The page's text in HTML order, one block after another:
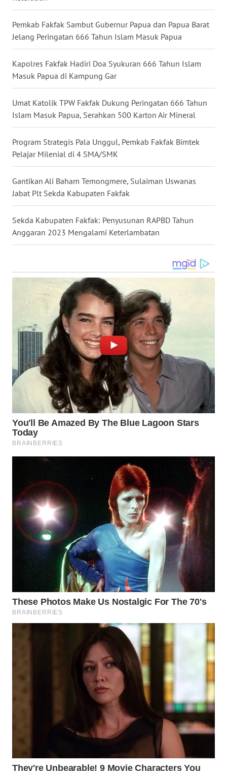
Pemkab Fakfak Sambut Gubernur Papua dan Papua Barat
Jelang Peringatan 666 Tahun Islam Masuk Papua
Kapolres Fakfak Hadiri Doa Syukuran 666 Tahun Islam
Masuk Papua di Kampung Gar
Umat Katolik TPW Fakfak Dukung Peringatan 666 Tahun
Islam Masuk Papua, Serahkan 500 Karton Air Mineral
Program Strategis Pala Unggul, Pemkab Fakfak Bimtek
Pelajar Milenial di 4 SMA/SMK
Gantikan Ali Baham Temongmere, Sulaiman Uswanas
Jabat Plt Sekda Kabupaten Fakfak
Sekda Kabupaten Fakfak: Penyusunan RAPBD Tahun
Anggaran 2023 Mengalami Keterlambatan
KALTARA
KALSEL
KALTIM
SULSEL
WN
GORONTALO
WN
SULUT
WN
WN
MALUT
WN
DAIRI
WN
DANAU
TOBA
WN
NIAS
WN
WN
TAPANULI
SELATAN
WN
TANJUNG
LESUNG
KARO
WN
SIMALUNGUN
WN DELI